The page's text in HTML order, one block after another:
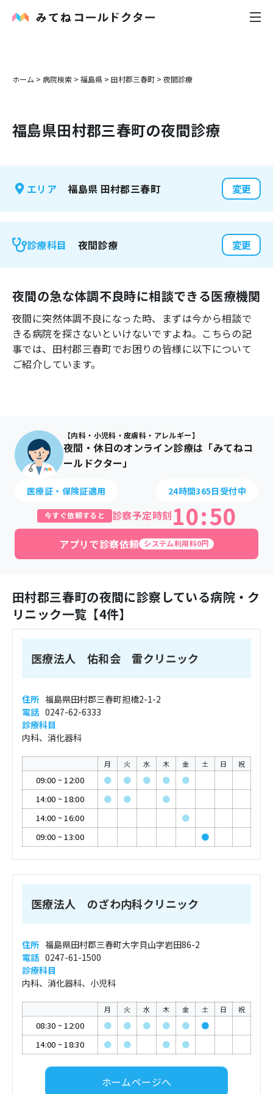
内科
花粉症
感染症
よくあるご質問
ホーム > 病院検索 > 福島県 > 田村郡三春町 > 夜間診療
福島県田村郡三春町の夜間診療
エリア 福島県 田村郡三春町 変更
診療科目 夜間診療 変更
夜間の急な体調不良時に相談できる医療機関
夜間に突然体調不良になった時、まずは今から相談で
きる病院を探さないといけないですよね。こちらの記
事では、 田村郡三春町でお困りの皆様に以下について
ご紹介しています。
【内科・小児科・皮膚科・アレルギー】
夜間・休日のオンライン診療は「みてねコ
ールドクター」
医療証・保険証適用 24時間365日受付中
今すぐ依頼すると 診察予定時刻10:50
アプリで診察依頼 システム利用料0円
田村郡三春町の夜間に診察している病院・ク
リニック一覧【4件】
医療法人 佑和会 雷クリニック
住所 福島県田村郡三春町担橋2-1-2
電話 0247-62-6333
診療科目
内科、消化器科
月 火 水 木 金 土 日 祝
09:00 ~12:00 ● ● ● ●
●
14:00 ~18:00 ● ●
●
14:00 ~16:00
●
09:00 ~13:00 ●
医療法人 のざわ内科クリニック
住所 福島県田村郡三春町大字貝山字岩田86-2
電話 0247-61-1500
診療科目
内科、消化器科、小児科
月 火 水 木 金 土 日 祝
08:30 ~12:00 ● ● ● ● ●
●
14:00 ~18:30 ● ● ● ●
ホームページへ